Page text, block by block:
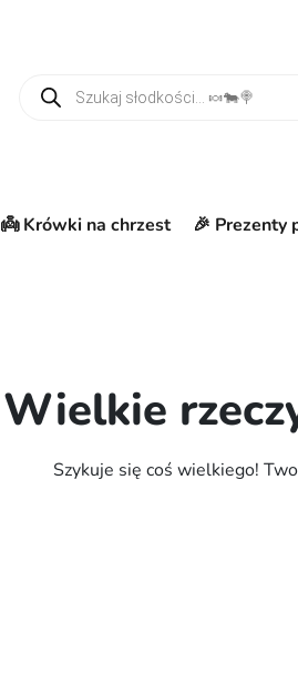
👼 Krówki na chrzest 🎉 Prezenty
Wielkie
Szykuje się coś wielkiego!